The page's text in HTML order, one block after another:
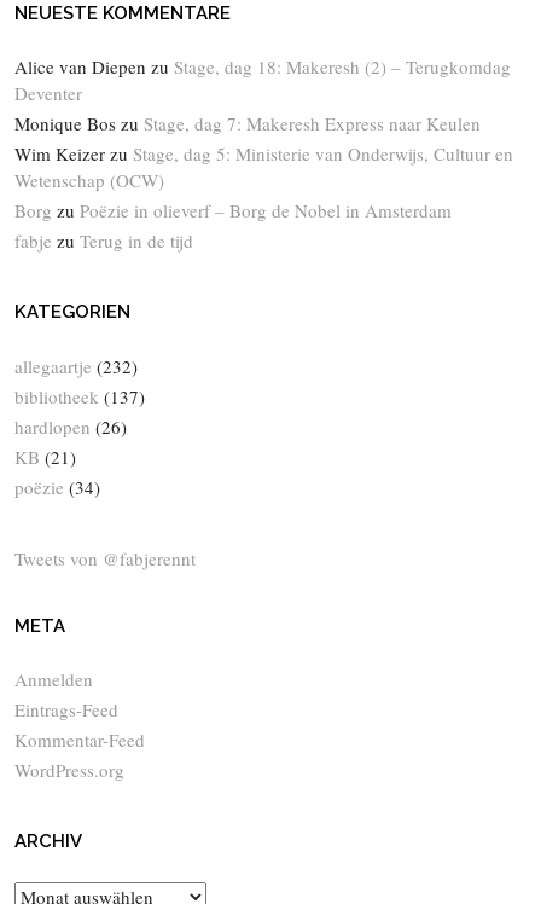
NEUESTE KOMMENTARE
Alice van Diepen zu Stage, dag 18: Makeresh (2) – Terugkomdag
Deventer
Monique Bos zu Stage, dag 7: Makeresh Express naar Keulen
Wim Keizer zu Stage, dag 5: Ministerie van Onderwijs, Cultuur en
Wetenschap (OCW)
Borg zu Poëzie in olieverf – Borg de Nobel in Amsterdam
fabje zu Terug in de tijd
KATEGORIEN
allegaartje (232)
bibliotheek (137)
hardlopen (26)
KB (21)
poëzie (34)
Tweets von @fabjerennt
META
Anmelden
Eintrags-Feed
Kommentar-Feed
WordPress.org
ARCHIV
Archiv